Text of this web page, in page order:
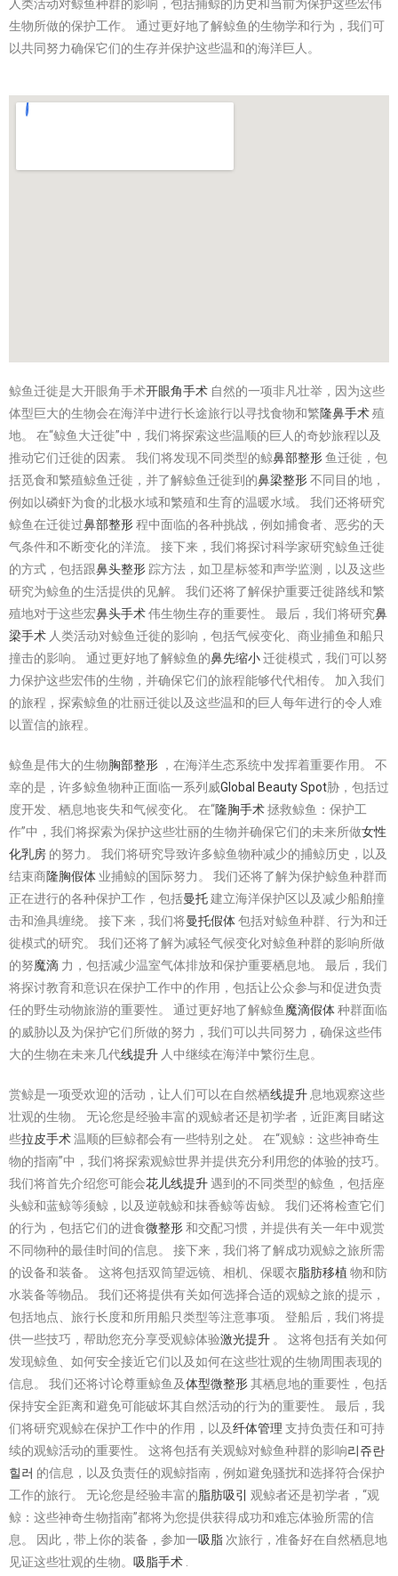
人类活动对鲸鱼种群的影响，包括捕鲸的历史和当前为保护这些宏伟
生物所做的保护工作。 通过更好地了解鲸鱼的生物学和行为，我们可
以共同努力确保它们的生存并保护这些温和的海洋巨人。
鲸鱼迁徙是大开眼角手术开眼角手术 自然的一项非凡壮举，因为这些
体型巨大的生物会在海洋中进行长途旅行以寻找食物和繁隆鼻手术殖
地。 在“鲸鱼大迁徙”中，我们将探索这些温顺的巨人的奇妙旅程以及
推动它们迁徙的因素。 我们将发现不同类型的鲸鼻部整形鱼迁徙，包
括觅食和繁殖鲸鱼迁徙，并了解鲸鱼迁徙到的鼻梁整形不同目的地，
例如以磷虾为食的北极水域和繁殖和生育的温暖水域。 我们还将研究
鲸鱼在迁徙过鼻部整形程中面临的各种挑战，例如捕食者、恶劣的天
气条件和不断变化的洋流。 接下来，我们将探讨科学家研究鲸鱼迁徙
的方式，包括跟鼻头整形 踪方法，如卫星标签和声学监测，以及这些
研究为鲸鱼的生活提供的见解。 我们还将了解保护重要迁徙路线和繁
殖地对于这些宏鼻头手术伟生物生存的重要性。 最后，我们将研究鼻
梁手术 人类活动对鲸鱼迁徙的影响，包括气候变化、商业捕鱼和船只
撞击的影响。 通过更好地了解鲸鱼的鼻先缩小迁徙模式，我们可以努
力保护这些宏伟的生物，并确保它们的旅程能够代代相传。 加入我们
的旅程，探索鲸鱼的壮丽迁徙以及这些温和的巨人每年进行的令人难
以置信的旅程。
鲸鱼是伟大的生物胸部整形 ，在海洋生态系统中发挥着重要作用。 不
幸的是，许多鲸鱼物种正面临一系列威Global Beauty Spot胁，包括过
度开发、栖息地丧失和气候变化。 在“隆胸手术拯救鲸鱼：保护工
作”中，我们将探索为保护这些壮丽的生物并确保它们的未来所做女性
化乳房 的努力。 我们将研究导致许多鲸鱼物种减少的捕鲸历史，以及
结束商隆胸假体 业捕鲸的国际努力。 我们还将了解为保护鲸鱼种群而
正在进行的各种保护工作，包括曼托建立海洋保护区以及减少船舶撞
击和渔具缠绕。 接下来，我们将曼托假体包括对鲸鱼种群、行为和迁
徙模式的研究。 我们还将了解为减轻气候变化对鲸鱼种群的影响所做
的努魔滴 力，包括减少温室气体排放和保护重要栖息地。 最后，我们
将探讨教育和意识在保护工作中的作用，包括让公众参与和促进负责
任的野生动物旅游的重要性。 通过更好地了解鲸鱼魔滴假体种群面临
的威胁以及为保护它们所做的努力，我们可以共同努力，确保这些伟
大的生物在未来几代线提升 人中继续在海洋中繁衍生息。
赏鲸是一项受欢迎的活动，让人们可以在自然栖线提升息地观察这些
壮观的生物。 无论您是经验丰富的观鲸者还是初学者，近距离目睹这
些拉皮手术温顺的巨鲸都会有一些特别之处。 在“观鲸：这些神奇生
物的指南”中，我们将探索观鲸世界并提供充分利用您的体验的技巧。
我们将首先介绍您可能会花儿线提升遇到的不同类型的鲸鱼，包括座
头鲸和蓝鲸等须鲸，以及逆戟鲸和抹香鲸等齿鲸。 我们还将检查它们
的行为，包括它们的进食微整形和交配习惯，并提供有关一年中观赏
不同物种的最佳时间的信息。 接下来，我们将了解成功观鲸之旅所需
的设备和装备。 这将包括双筒望远镜、相机、保暖衣脂肪移植 物和防
水装备等物品。 我们还将提供有关如何选择合适的观鲸之旅的提示，
包括地点、旅行长度和所用船只类型等注意事项。 登船后，我们将提
供一些技巧，帮助您充分享受观鲸体验激光提升 。 这将包括有关如何
发现鲸鱼、如何安全接近它们以及如何在这些壮观的生物周围表现的
信息。 我们还将讨论尊重鲸鱼及体型微整形其栖息地的重要性，包括
保持安全距离和避免可能破坏其自然活动的行为的重要性。 最后，我
们将研究观鲸在保护工作中的作用，以及纤体管理 支持负责任和可持
续的观鲸活动的重要性。 这将包括有关观鲸对鲸鱼种群的影响리쥬란
힐러 的信息，以及负责任的观鲸指南，例如避免骚扰和选择符合保护
工作的旅行。 无论您是经验丰富的脂肪吸引
观鲸者还是初学者，“观
鲸：这些神奇生物指南”都将为您提供获得成功和难忘体验所需的信
息。 因此，带上你的装备，参加一吸脂 次旅行，准备好在自然栖息地
见证这些壮观的生物。 吸脂手术 .